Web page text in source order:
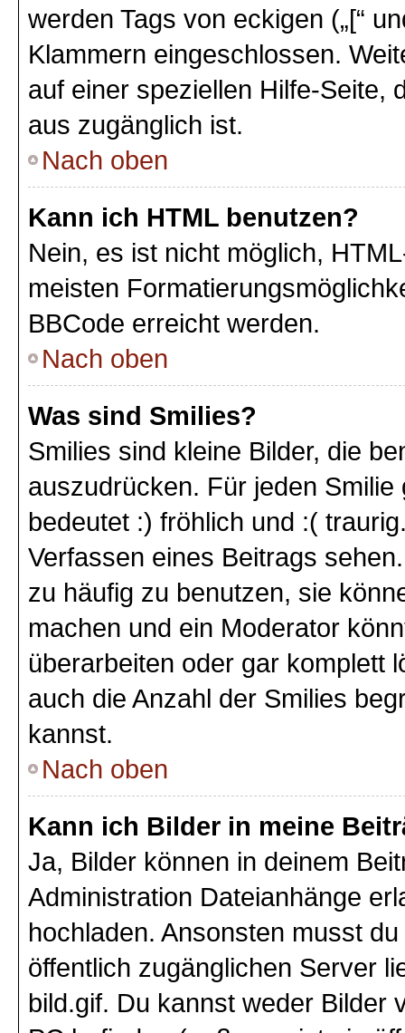
werden Tags von eckigen („[“
Klammern eingeschlossen.
auf einer speziellen Hilfe-Seite,
aus zugänglich ist.
Nach oben
Kann ich HTML benutzen?
Nein, es ist nicht möglich,
meisten
BBCode erreicht werden.
Nach oben
Was sind Smilies?
Smilies sind kleine Bilder, die
auszudrücken. Für jeden
bedeutet :) fröhlich und :(
Verfassen eines Beitrags
zu häufig zu benutzen, sie
machen und ein Moderator
überarbeiten oder gar komplett
auch die Anzahl der Smilies
kannst.
Nach oben
Kann ich Bilder in meine
Ja, Bilder können in deinem
Administration Dateianhänge
hochladen. Ansonsten musst
öffentlich zugänglichen Server
bild.gif. Du kannst weder Bilder